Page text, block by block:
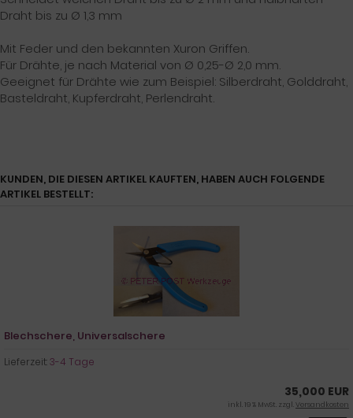
Draht bis zu Ø 1,3 mm
Mit Feder und den bekannten Xuron Griffen.
Für Drähte, je nach Material von Ø 0,25-Ø 2,0 mm.
Geeignet für Drähte wie zum Beispiel: Silberdraht, Golddraht,
Basteldraht, Kupferdraht, Perlendraht.
KUNDEN, DIE DIESEN ARTIKEL KAUFTEN, HABEN AUCH FOLGENDE
ARTIKEL BESTELLT:
Blechschere, Universalschere
Lieferzeit:3-4 Tage
35,000 EUR
inkl. 19 % MwSt. zzgl.Versandkosten